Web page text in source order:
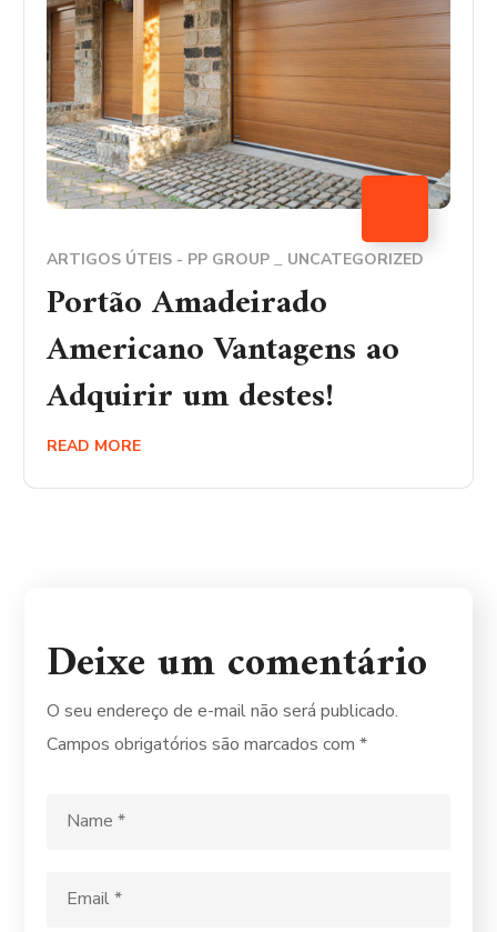
ARTIGOS ÚTEIS - PP GROUP UNCATEGORIZED
Portão Amadeirado
Americano Vantagens ao
Adquirir um destes!
READ MORE
Deixe um comentário
O seu endereço de e-mail não será publicado.
Campos obrigatórios são marcados com*